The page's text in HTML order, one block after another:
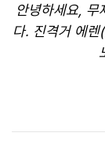
안녕하세요, 무
다. 진격거 에렌